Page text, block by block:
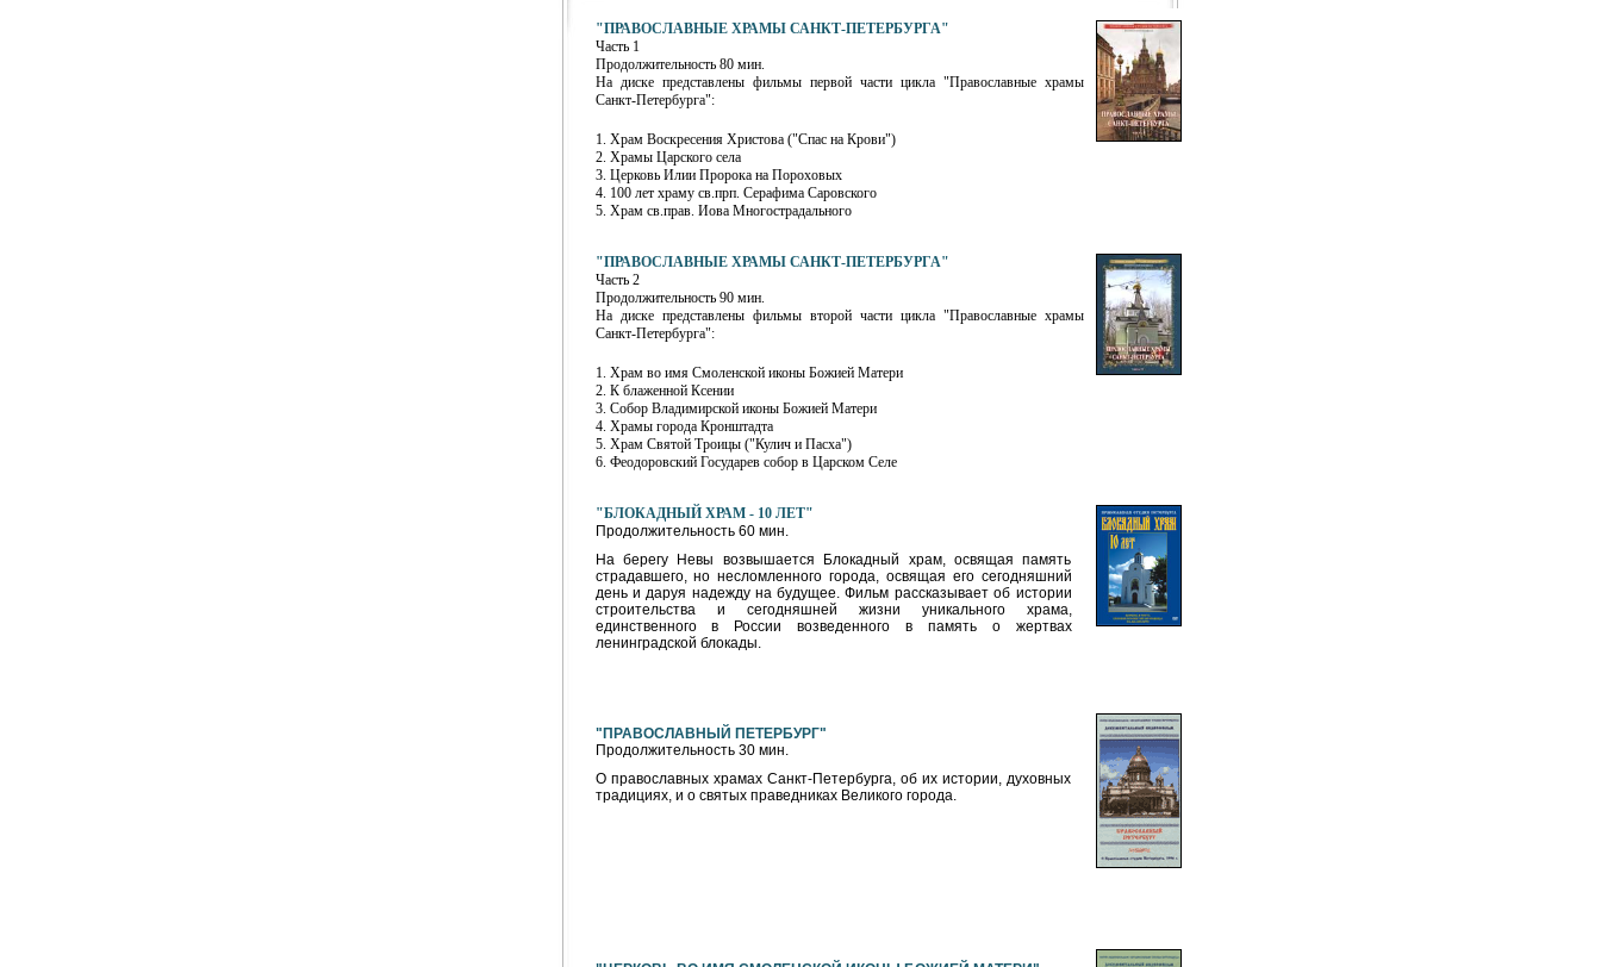
"ПРАВОСЛАВНЫЕ ХРАМЫ САНКТ-ПЕТЕРБУРГА"
Часть 1
Продолжительность 80 мин.
На диске представлены фильмы первой части цикла "Православные храмы
Санкт-Петербурга":
1. Храм Воскресения Христова ("Спас на Крови")
2. Храмы Царского села
3. Церковь Илии Пророка на Пороховых
4. 100 лет храму св.прп. Серафима Саровского
5. Храм св.прав. Иова Многострадального
"ПРАВОСЛАВНЫЕ ХРАМЫ САНКТ-ПЕТЕРБУРГА"
Часть 2
Продолжительность 90 мин.
На диске представлены фильмы второй части цикла "Православные храмы
Санкт-Петербурга":
1. Храм во имя Смоленской иконы Божией Матери
2. К блаженной Ксении
3. Собор Владимирской иконы Божией Матери
4. Храмы города Кронштадта
5. Храм Святой Троицы ("Кулич и Пасха")
6. Феодоровский Государев собор в Царском Селе
"БЛОКАДНЫЙ ХРАМ - 10 ЛЕТ"
Продолжительность 60 мин.
На берегу Невы возвышается Блокадный храм, освящая память
страдавшего, но несломленного города, освящая его сегодняшний
день и даруя надежду на будущее. Фильм рассказывает об истории
строительства и сегодняшней жизни уникального храма,
единственного в России возведенного в память о жертвах
ленинградской блокады.
"ПРАВОСЛАВНЫЙ ПЕТЕРБУРГ"
Продолжительность 30 мин.
О православных храмах Санкт-Петербурга, об их истории, духовных
традициях, и о святых праведниках Великого города.